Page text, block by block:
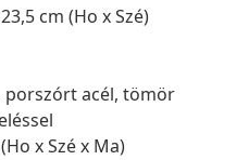
cm (Ho x Szé)
porszórt acél, tömör
x Szé x Ma)